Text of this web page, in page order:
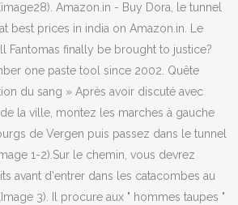
Amazon.in - Buy Dora, le tunnel
best prices in india on Amazon.in. Le
Fantomas finally be brought to justice?
one paste tool since 2002. Quête
du sang » Après avoir discuté avec
la ville, montez les marches à gauche
de Vergen puis passez dans le tunnel
1-2).Sur le chemin, vous devrez
avant d'entrer dans les catacombes au
3). Il procure aux " hommes taupes "